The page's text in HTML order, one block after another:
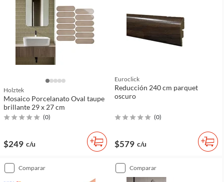
Holztek
Mosaico Porcelanato Oval taupe
brillante 29 x 27 cm
(0)
$249 c/u
Euroclick
Reducción 240 cm parquet
oscuro
(0)
$579 c/u
comparar comparar